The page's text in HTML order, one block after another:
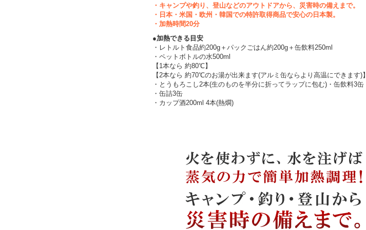
・キャンプや釣り、登山などのアウトドアから、災害時の備えまで。
・日本・米国・欧州・韓国での特許取得商品で安心の日本製。
・加熱時間20分
●加熱できる目安
・レトルト食品約200g＋パックごはん約200g＋缶飲料250ml
・ペットボトルの水500ml
【1本なら 約80℃】
【2本なら 約70℃のお湯が出来ます(アルミ缶ならより高温にできます)】
・とうもろこし2本(生のものを半分に折ってラップに包む)・缶飲料3缶
・缶詰3缶
・カップ酒200ml 4本(熱燗)